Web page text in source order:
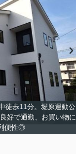
徒歩11分。堀原運動公
好で通勤、お買い物に
便性◎